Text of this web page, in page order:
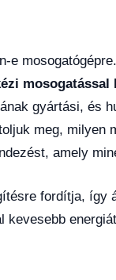
e mosogatógépre.
mosogatással
gyártási, és
meg, milyen
amely
fordítja, így
kevesebb